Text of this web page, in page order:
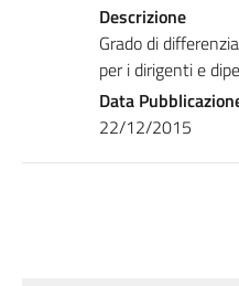
Descrizione
Grado di
per i dirigenti e
Data
22/12/2015